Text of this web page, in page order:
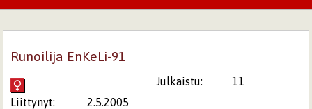
Runoilija EnKeLi-91
Julkaistu:
11
Liittynyt:
2.5.2005